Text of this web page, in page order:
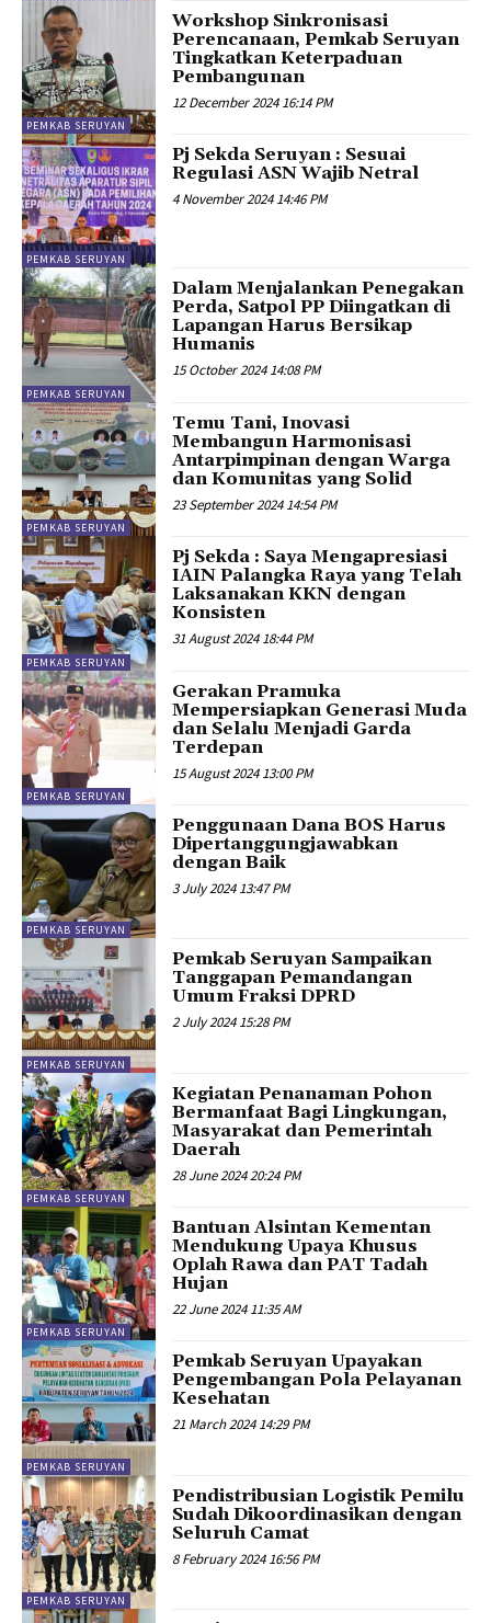
PEMKAB SERUYAN
Workshop Sinkronisasi
Perencanaan, Pemkab Seruyan
Tingkatkan Keterpaduan
Pembangunan
12 December 2024 16:14 PM
PEMKAB SERUYAN
Pj Sekda Seruyan : Sesuai
Regulasi ASN Wajib Netral
4 November 2024 14:46 PM
PEMKAB SERUYAN
Dalam Menjalankan Penegakan
Perda, Satpol PP Diingatkan di
Lapangan Harus Bersikap
Humanis
15 October 2024 14:08 PM
PEMKAB SERUYAN
Temu Tani, Inovasi
Membangun Harmonisasi
Antarpimpinan dengan Warga
dan Komunitas yang Solid
23 September 2024 14:54 PM
PEMKAB SERUYAN
Pj Sekda : Saya Mengapresiasi
IAIN Palangka Raya yang Telah
Laksanakan KKN dengan
Konsisten
31 August 2024 18:44 PM
PEMKAB SERUYAN
Gerakan Pramuka
Mempersiapkan Generasi Muda
dan Selalu Menjadi Garda
Terdepan
15 August 2024 13:00 PM
PEMKAB SERUYAN
Penggunaan Dana BOS Harus
Dipertanggungjawabkan
dengan Baik
3 July 2024 13:47 PM
PEMKAB SERUYAN
Pemkab Seruyan Sampaikan
Tanggapan Pemandangan
Umum Fraksi DPRD
2 July 2024 15:28 PM
PEMKAB SERUYAN
Kegiatan Penanaman Pohon
Bermanfaat Bagi Lingkungan,
Masyarakat dan Pemerintah
Daerah
28 June 2024 20:24 PM
PEMKAB SERUYAN
Bantuan Alsintan Kementan
Mendukung Upaya Khusus
Oplah Rawa dan PAT Tadah
Hujan
22 June 2024 11:35 AM
PEMKAB SERUYAN
Pemkab Seruyan Upayakan
Pengembangan Pola Pelayanan
Kesehatan
21 March 2024 14:29 PM
PEMKAB SERUYAN
Pendistribusian Logistik Pemilu
Sudah Dikoordinasikan dengan
Seluruh Camat
8 February 2024 16:56 PM